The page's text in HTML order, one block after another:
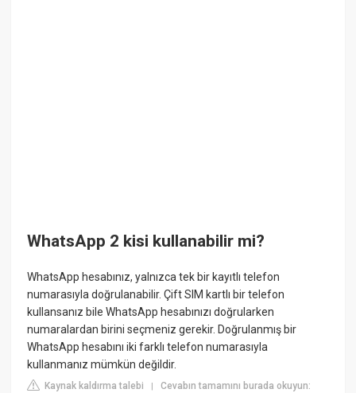
WhatsApp 2 kisi kullanabilir mi?
WhatsApp hesabınız, yalnızca tek bir kayıtlı telefon
numarasıyla doğrulanabilir. Çift SIM kartlı bir telefon
kullansanız bile WhatsApp hesabınızı doğrularken
numaralardan birini seçmeniz gerekir. Doğrulanmış bir
WhatsApp hesabını iki farklı telefon numarasıyla
kullanmanız mümkün değildir.
Kaynak kaldırma talebi |Cevabın tamamını burada okuyun: